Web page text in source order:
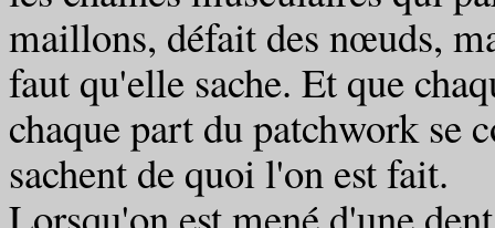
maillons, défait des nœuds,
faut qu'elle sache. Et que
chaque part du patchwork se
sachent de quoi l'on est fait.